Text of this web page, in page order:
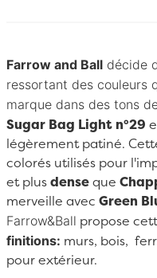
Farrow and Ball décide
ressortant des couleurs
marque dans des tons
Sugar Bag Light n°29
légèrement patiné.
colorés utilisés pour
et plus dense que
merveille avec Green
Farrow&Ball propose
finitions: murs, bois,
pour extérieur.